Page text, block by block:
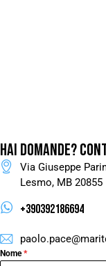
HAI DOMANDE?
Via Giuseppe
Lesmo, MB 20855
+390392186694
Nome*